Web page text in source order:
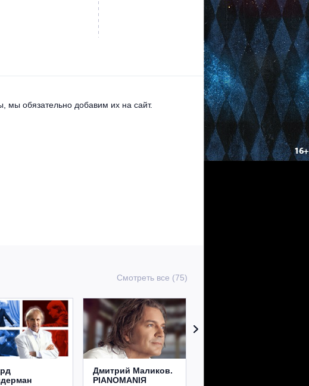
мы обязательно добавим их на сайт.
Смотреть все (75)
Дмитрий Маликов.
PIANOMANIЯ